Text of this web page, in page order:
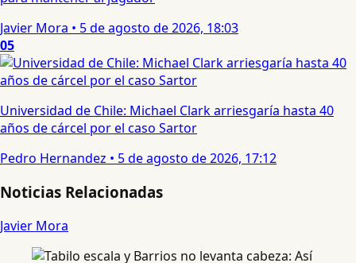
Javier Mora • 5 de agosto de 2026, 18:03
05
Universidad de Chile: Michael Clark arriesgaría hasta 40
años de cárcel por el caso Sartor
Pedro Hernandez • 5 de agosto de 2026, 17:12
Noticias Relacionadas
Javier Mora